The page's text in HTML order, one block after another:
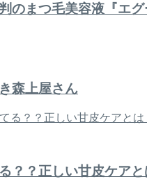
のまつ毛美容液『エ
森上屋さん
？？正しい甘皮ケアと